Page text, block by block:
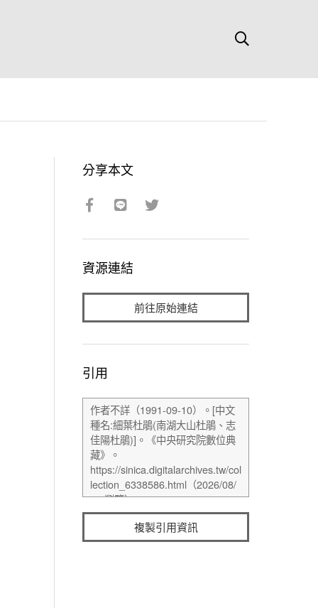
分享本文
資源連結
前往原始連結
引用
複製引用資訊